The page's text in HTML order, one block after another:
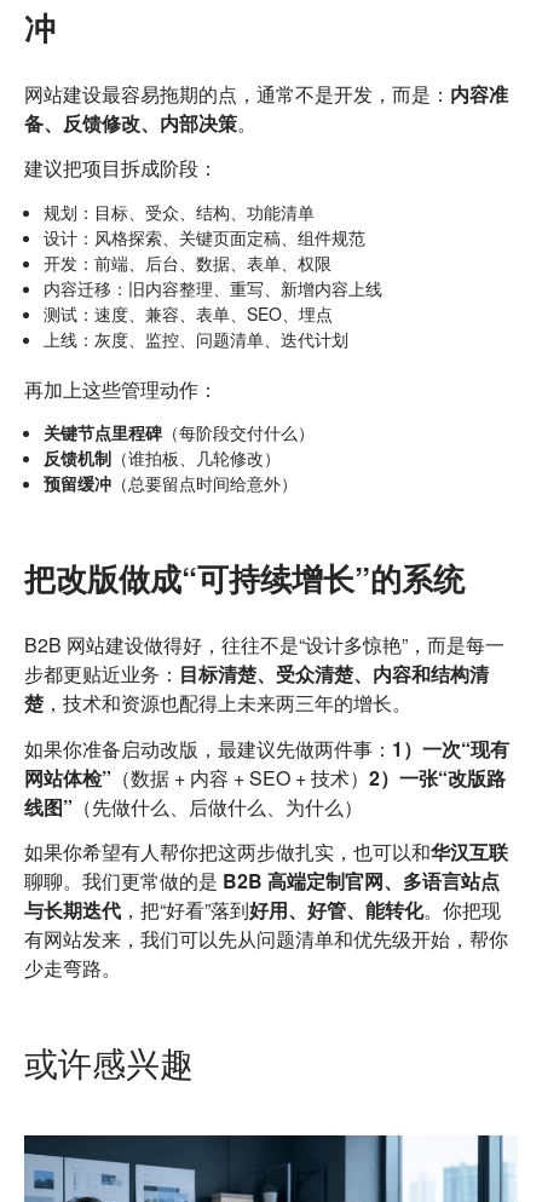
冲
网站建设最容易拖期的点，通常不是开发，而是： 内容准
备、反馈修改、内部决策。
建议把项目拆成阶段：
规划：目标、受众、结构、功能清单
设计：风格探索、关键页面定稿、组件规范
开发：前端、后台、数据、表单、权限
内容迁移：旧内容整理、重写、新增内容上线
测试：速度、兼容、表单、SEO、埋点
上线：灰度、监控、问题清单、迭代计划
再加上这些管理动作：
关键节点里程碑 （每阶段交付什么）
反馈机制 （谁拍板、几轮修改）
预留缓冲 （总要留点时间给意外）
把改版做成“可持续增长”的系统
B2B 网站建设做得好，往往不是“设计多惊艳”，而是每一
步都更贴近业务： 目标清楚、受众清楚、内容和结构清
楚 ，技术和资源也配得上未来两三年的增长。
如果你准备启动改版，最建议先做两件事： 1）一次“现有
网站体检” （数据 + 内容 + SEO + 技术） 2）一张“改版路
线图” （先做什么、后做什么、为什么）
如果你希望有人帮你把这两步做扎实，也可以和华汉互联
聊聊。我们更常做的是 B2B 高端定制官网、多语言站点
与长期迭代 ，把“好看”落到好用、好管、能转化。你把现
有网站发来，我们可以先从问题清单和优先级开始，帮你
少走弯路。
或许感兴趣